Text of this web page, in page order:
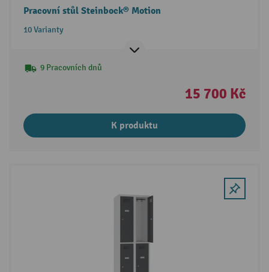
Pracovní stůl Steinbock® Motion
10 Varianty
9 Pracovních dnů
15 700 Kč
K produktu